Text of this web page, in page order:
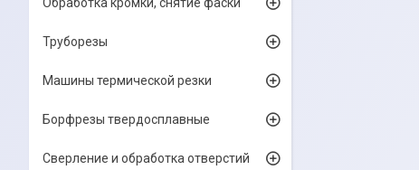
Труборезы
Машины термической резки
Борфрезы твердосплавные
Сверление и обработка отверстий